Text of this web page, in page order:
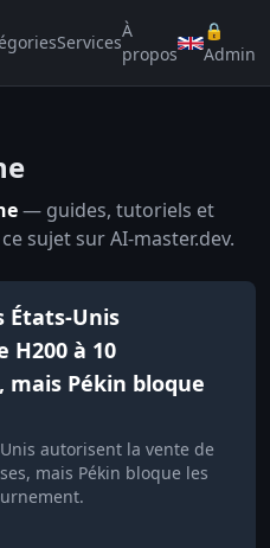
Services
À
propos
🔒
Admin
— guides, tutoriels et
sujet sur AI-master.dev.
États-Unis
à 10
Pékin bloque
autorisent la vente de
mais Pékin bloque les